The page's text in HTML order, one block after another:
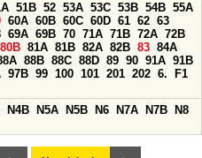
51B 52 53A 53C 53B 54B 55A
60A 60B 60C 60D 61 62 63
69A 69B 70 71A 71B 72A 72B
80B 81A 81B 82A 82B 83 84A
88B 88C 88D 89 90 91A 91B
97B 99 100 101 201 202 6.
F1
N4B N5A N5B N6 N7A N7B
N8